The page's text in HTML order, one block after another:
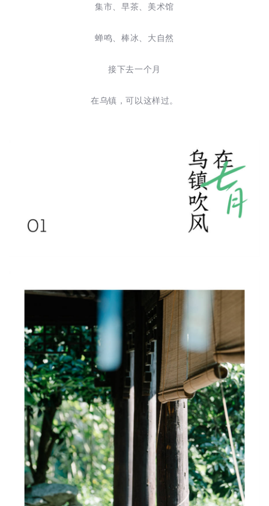
集市、早茶、美术馆
蝉鸣、棒冰、大自然
接下去一个月
在乌镇，可以这样过。